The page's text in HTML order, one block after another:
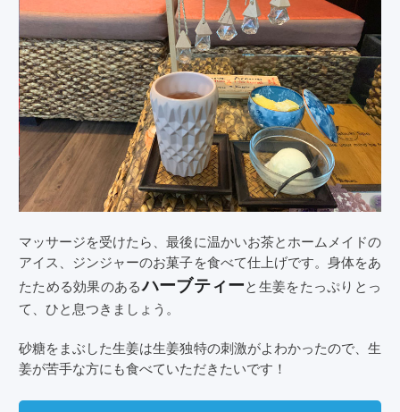
マッサージを受けたら、最後に温かいお茶とホームメイドの
アイス、ジンジャーのお菓子を食べて仕上げです。身体をあ
たためる効果のあるハーブティーと生姜をたっぷりとっ
て、ひと息つきましょう。
砂糖をまぶした生姜は生姜独特の刺激がよわかったので、生
姜が苦手な方にも食べていただきたいです！